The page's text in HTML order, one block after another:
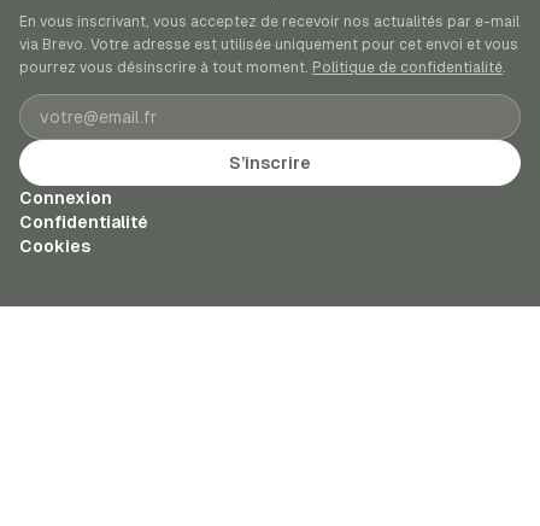
En vous inscrivant, vous acceptez de recevoir nos actualités par e-mail
via Brevo. Votre adresse est utilisée uniquement pour cet envoi et vous
pourrez vous désinscrire à tout moment. Politique de confidentialité.
Adresse e-mail
S’inscrire
Connexion
Confidentialité
Cookies